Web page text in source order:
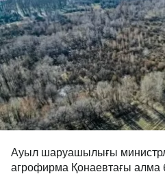
Ауыл шаруашылығы
агрофирма Қонаевтағы алма